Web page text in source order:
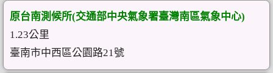
原台南測候所(交通部中央氣象署臺灣南區氣象中心)
1.23公里
臺南市中西區公園路21號